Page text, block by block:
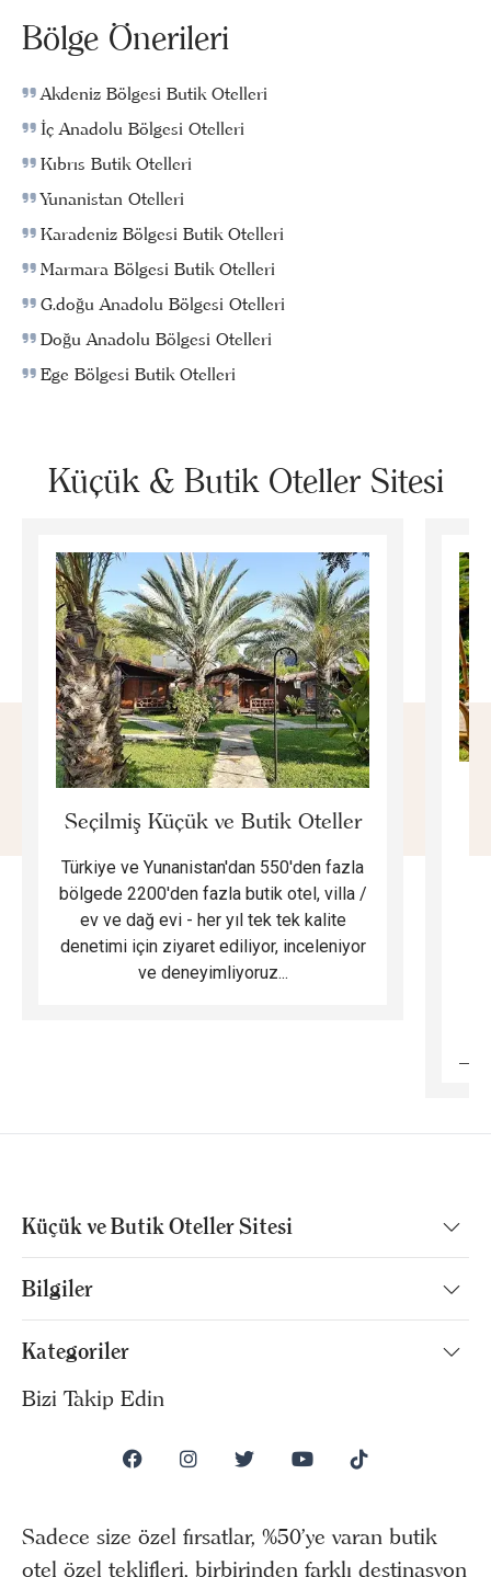
Bölge Önerileri
Akdeniz Bölgesi Butik Otelleri
İç Anadolu Bölgesi Otelleri
Kıbrıs Butik Otelleri
Yunanistan Otelleri
Karadeniz Bölgesi Butik Otelleri
Marmara Bölgesi Butik Otelleri
G.doğu Anadolu Bölgesi Otelleri
Doğu Anadolu Bölgesi Otelleri
Ege Bölgesi Butik Otelleri
Küçük & Butik Oteller Sitesi
Seçilmiş Küçük ve Butik Oteller
Türkiye ve Yunanistan'dan 550'den fazla
bölgede 2200'den fazla butik otel, villa /
ev ve dağ evi - her yıl tek tek kalite
denetimi için ziyaret ediliyor, inceleniyor
ve deneyimliyoruz...
Küçük ve Butik Oteller Sitesi
Bilgiler
Kategoriler
Bizi Takip Edin
Sadece size özel fırsatlar, %50’ye varan butik
otel özel teklifleri, birbirinden farklı destinasyon